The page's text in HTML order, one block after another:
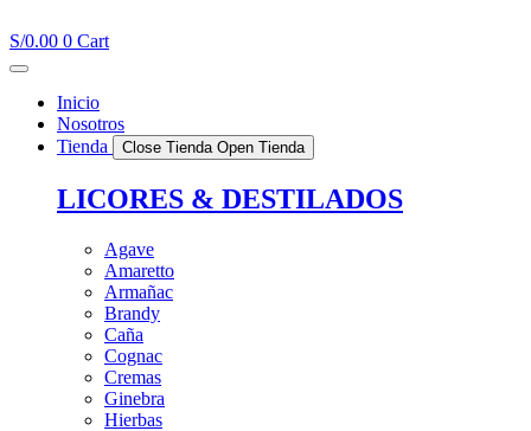
al
contenido
S/0.00 0 Cart
Inicio
Nosotros
Tienda
Close Tienda Open Tienda
LICORES & DESTILADOS
Agave
Amaretto
Armañac
Brandy
Caña
Cognac
Cremas
Ginebra
Hierbas